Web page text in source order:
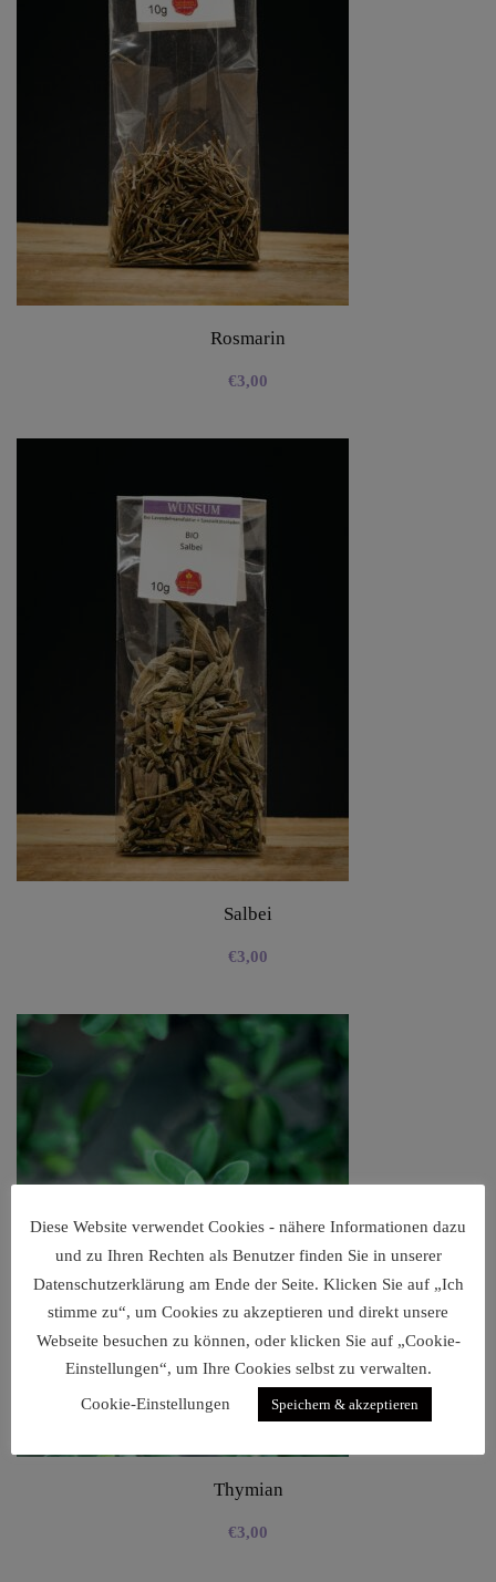
Rosmarin
€3,00
Salbei
€3,00
Thymian
€3,00
Diese Website verwendet Cookies - nähere Informationen dazu
und zu Ihren Rechten als Benutzer finden Sie in unserer
Datenschutzerklärung am Ende der Seite. Klicken Sie auf „Ich
stimme zu“, um Cookies zu akzeptieren und direkt unsere
Webseite besuchen zu können, oder klicken Sie auf „Cookie-
Einstellungen“, um Ihre Cookies selbst zu verwalten.
Cookie-Einstellungen
Speichern & akzeptieren